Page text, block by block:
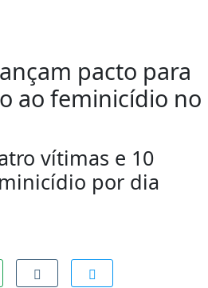
pacto para
ao feminicídio no
vítimas e 10
por dia